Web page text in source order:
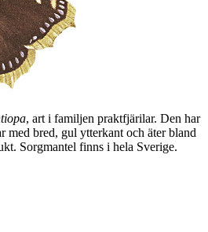
, art i familjen praktfjärilar. Den har
med bred, gul ytterkant och äter bland
Sorgmantel finns i hela Sverige.